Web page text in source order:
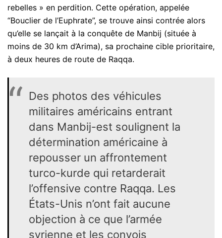
rebelles » en perdition. Cette opération, appelée
“Bouclier de l’Euphrate”, se trouve ainsi contrée alors
qu’elle se lançait à la conquête de Manbij (située à
moins de 30 km d’Arima), sa prochaine cible prioritaire,
à deux heures de route de Raqqa.
Des photos des véhicules
militaires américains entrant
dans Manbij-est soulignent la
détermination américaine à
repousser un affrontement
turco-kurde qui retarderait
l’offensive contre Raqqa. Les
États-Unis n’ont fait aucune
objection à ce que l’armée
syrienne et les convois